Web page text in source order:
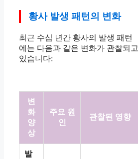
황사 발생 패턴의 변화
최근 수십 년간 황사의 발생 패턴
에는 다음과 같은 변화가 관찰되고
있습니다:
변
화
양
상
주요 원
인
관찰된 영향
발